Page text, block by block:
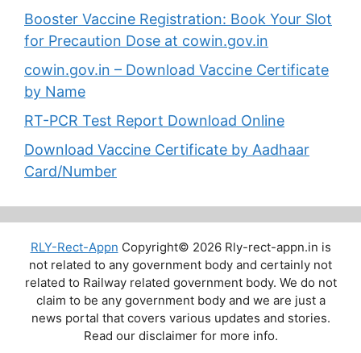
Booster Vaccine Registration: Book Your Slot
for Precaution Dose at cowin.gov.in
cowin.gov.in – Download Vaccine Certificate
by Name
RT-PCR Test Report Download Online
Download Vaccine Certificate by Aadhaar
Card/Number
RLY-Rect-Appn Copyright© 2026 Rly-rect-appn.in is
not related to any government body and certainly not
related to Railway related government body. We do not
claim to be any government body and we are just a
news portal that covers various updates and stories.
Read our disclaimer for more info.